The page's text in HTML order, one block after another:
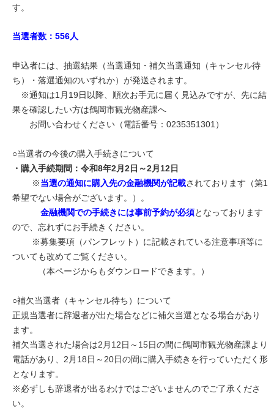
す。
当選者数：556人
申込者には、抽選結果（当選通知・補欠当選通知（キャンセル待
ち）・落選通知のいずれか）が発送されます。
※通知は1月19日以降、順次お手元に届く見込みですが、先に結
果を確認したい方は鶴岡市観光物産課へ
お問い合わせください（電話番号：0235351301）
○当選者の今後の購入手続きについて
・購入手続期間：令和8年2月2日～2月12日
※当選の通知に購入先の金融機関が記載されております（第1
希望でない場合がございます。）。
金融機関での手続きには事前予約が必須となっております
ので、忘れずにお手続きください。
※募集要項（パンフレット）に記載されている注意事項等に
ついても改めてご覧ください。
（本ページからもダウンロードできます。）
○補欠当選者（キャンセル待ち）について
正規当選者に辞退者が出た場合などに補欠当選となる場合があり
ます。
補欠当選された場合は2月12日～15日の間に鶴岡市観光物産課より
電話があり、2月18日～20日の間に購入手続きを行っていただく形
となります。
※必ずしも辞退者が出るわけではございませんのでご了承くださ
い。